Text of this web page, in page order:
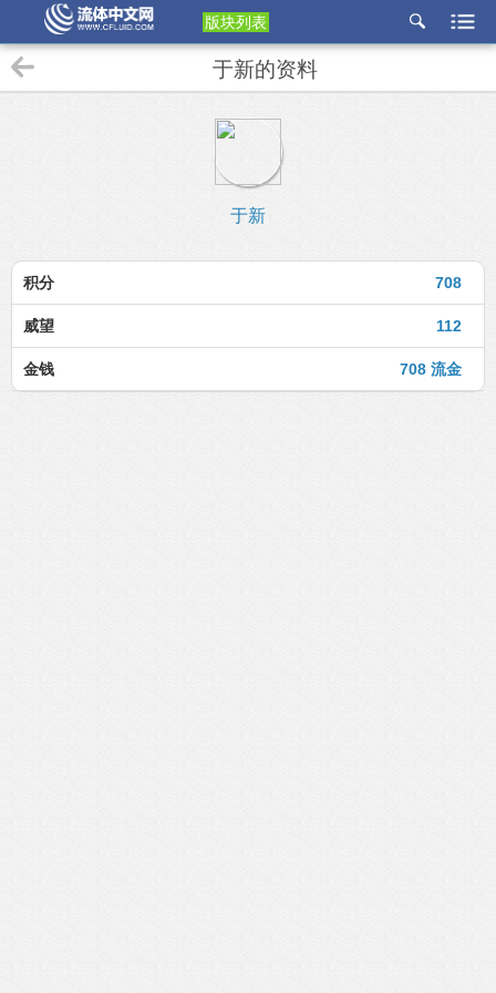
版块列表
etu
于新的资料
于新
708
积分
112
威望
708 流金
金钱